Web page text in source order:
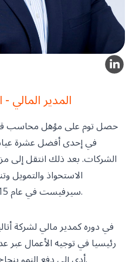
المدير المالي -
في إحدى أفضل عشرة
الشركات. بعد ذلك انتقل إلى
الاستحواذ والتمويل
سيرفيست في عام 2015 كمحاسب مالي للمجموعة.
في دوره كمدير مالي لشركة
رئيسيا في توجيه الأعمال عبر
أدى إلى دفع النمو بنجاح وخلق قيمة على طول الطريق.